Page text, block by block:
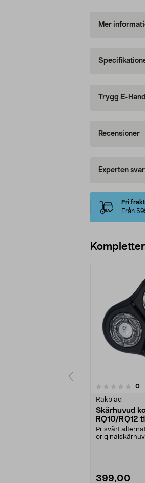
Mer
Trygg E-
Recensioner
Experten
Fri frakt
Från
0
Rakblad
Skärhuvud
RQ10/RQ12
rakapparat
Prisvärt
399,00
0.0